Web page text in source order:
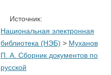
Источник:
Национальная электронная
библиотека (НЭБ) > Муханов
П. А. Сборник документов по
русской